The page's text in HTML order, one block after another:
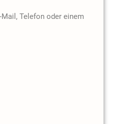
Telefon oder einem